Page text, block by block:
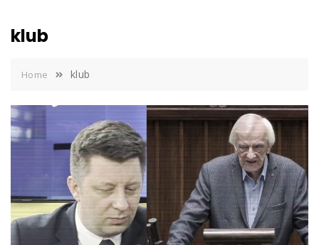
klub
Home klub